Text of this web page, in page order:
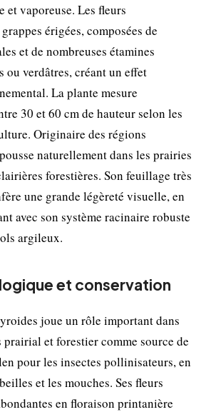
et vaporeuse. Les fleurs
érigées, composées de
et de nombreuses étamines
ou verdâtres, créant un effet
La plante mesure
30 et 60 cm de hauteur selon les
Originaire des régions
naturellement dans les prairies
forestières. Son feuillage très
une grande légèreté visuelle, en
avec son système racinaire robuste
argileux.
et conservation
joue un rôle important dans
prairial et forestier comme source de
pour les insectes pollinisateurs, en
et les mouches. Ses fleurs
en floraison printanière